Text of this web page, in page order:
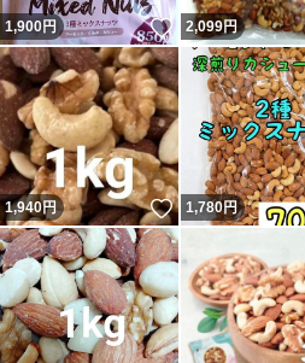
1,900円 いいね！
2,099円
1,940円 いいね！
1,780円